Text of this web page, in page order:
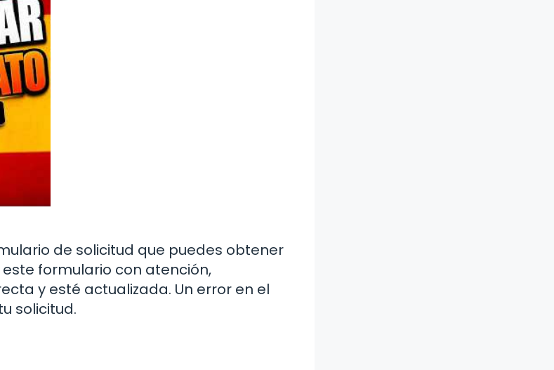
de solicitud que puedes obtener
formulario con atención,
y esté actualizada. Un error en el
solicitud.